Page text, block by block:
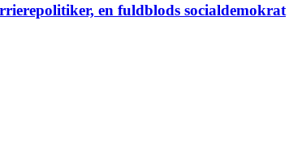
en fuldblods socialdemokrat